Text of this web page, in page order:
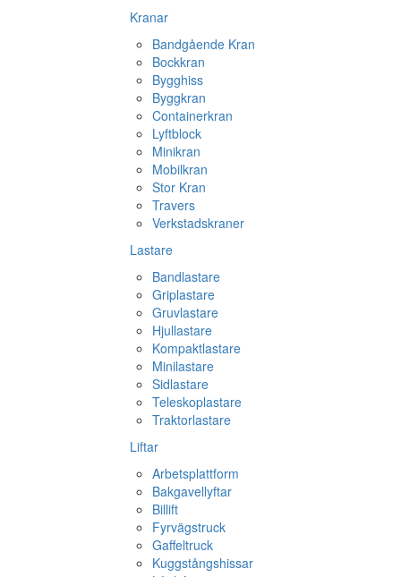
Kranar
Bandgående Kran
Bockkran
Bygghiss
Byggkran
Containerkran
Lyftblock
Minikran
Mobilkran
Stor Kran
Travers
Verkstadskraner
Lastare
Bandlastare
Griplastare
Gruvlastare
Hjullastare
Kompaktlastare
Minilastare
Sidlastare
Teleskoplastare
Traktorlastare
Liftar
Arbetsplattform
Bakgavellyftar
Billift
Fyrvägstruck
Gaffeltruck
Kuggstångshissar